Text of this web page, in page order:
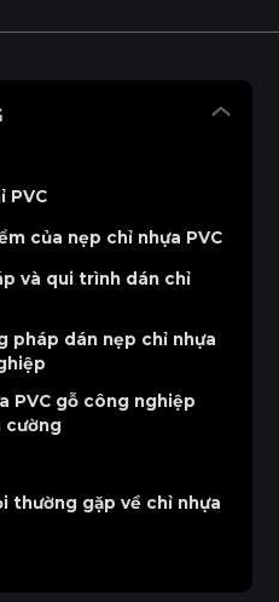
PVC
PVC
chỉ PVC
nhựa PVC
PVC
PVC
của nẹp chỉ nhựa PVC
và qui trình dán chỉ
thủ công
bán tự động
tự động
pháp dán nẹp chỉ nhựa
PVC gỗ công nghiệp
cường
thường gặp về chỉ nhựa